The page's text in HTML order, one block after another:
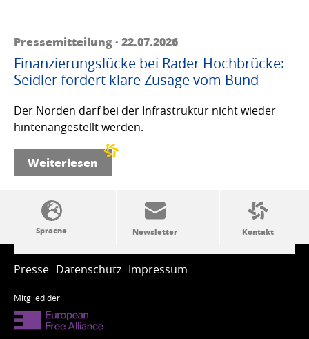
Pressemitteilung · 22.07.2026
Finanzierungslücke bei Rader Hochbrücke:
Seidler fordert klare Zusage vom Bund
Der Norden darf bei der Infrastruktur nicht wieder
hintenangestellt werden.
Weiterlesen
SSW-Politik von A bis Z
Presse Datenschutz Impressum
Mitglied der